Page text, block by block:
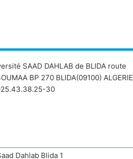
SAAD DAHLAB de BLIDA route
BP 270 BLIDA(09100) ALGERIE
30
Dahlab Blida 1